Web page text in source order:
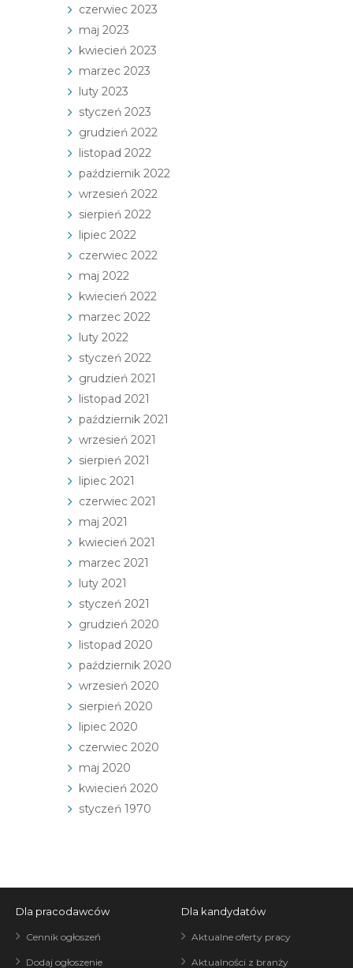
czerwiec 2023
maj 2023
kwiecień 2023
marzec 2023
luty 2023
styczeń 2023
grudzień 2022
listopad 2022
październik 2022
wrzesień 2022
sierpień 2022
lipiec 2022
czerwiec 2022
maj 2022
kwiecień 2022
marzec 2022
luty 2022
styczeń 2022
grudzień 2021
listopad 2021
październik 2021
wrzesień 2021
sierpień 2021
lipiec 2021
czerwiec 2021
maj 2021
kwiecień 2021
marzec 2021
luty 2021
styczeń 2021
grudzień 2020
listopad 2020
październik 2020
wrzesień 2020
sierpień 2020
lipiec 2020
czerwiec 2020
maj 2020
kwiecień 2020
styczeń 1970
Dla pracodawców
Cennik ogłoszeń
Dodaj ogłoszenie
Dla kandydatów
Aktualne oferty pracy
Aktualności z branży